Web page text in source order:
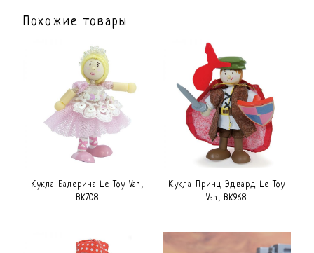
Похожие товары
Кукла Балерина Le Toy Van,
BK708
Кукла Принц Эдвард Le Toy
Van, BK968